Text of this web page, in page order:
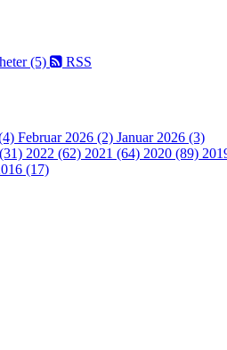
(5) RSS
Februar 2026 (2) Januar 2026 (3)
2022 (62) 2021 (64) 2020 (89)
(17)